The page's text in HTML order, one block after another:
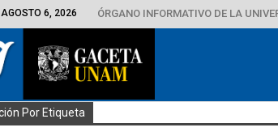
6, 2026 ÓRGANO INFORMATIVO DE LA
Por Etiqueta